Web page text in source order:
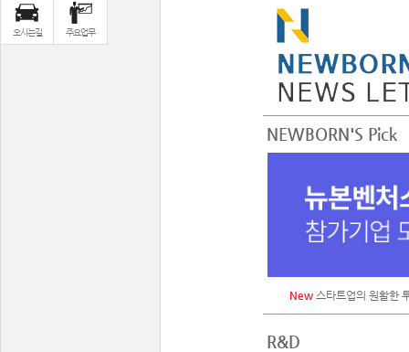
오시는길 주요업무
NEWBORN'S Pick
New 스타트업의 원활한
R&D